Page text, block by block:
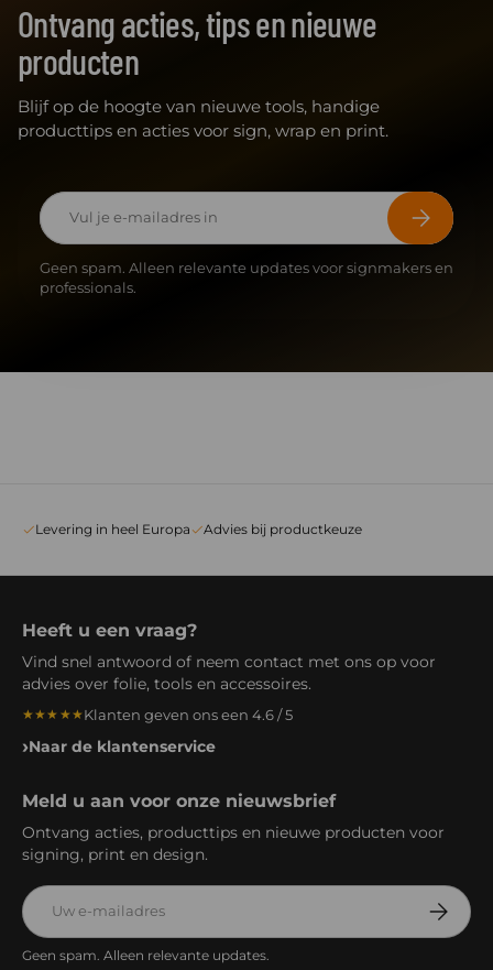
Ontvang acties, tips en nieuwe
producten
Blijf op de hoogte van nieuwe tools, handige
producttips en acties voor sign, wrap en print.
E-mailadres
Abonneer
Geen spam. Alleen relevante updates voor signmakers en
professionals.
Levering in heel Europa Advies bij productkeuze
Heeft u een vraag?
Vind snel antwoord of neem contact met ons op voor
advies over folie, tools en accessoires.
★★★★★Klanten geven ons een 4.6 / 5
Naar de klantenservice
Meld u aan voor onze nieuwsbrief
Ontvang acties, producttips en nieuwe producten voor
signing, print en design.
E-mailadres
Geen spam. Alleen relevante updates.